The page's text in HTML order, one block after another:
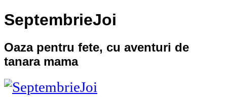
SeptembrieJoi
Oaza pentru fete, cu aventuri de
tanara mama